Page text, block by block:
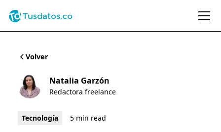
Volver
Natalia Garzón
Redactora freelance
Tecnología 5 min read